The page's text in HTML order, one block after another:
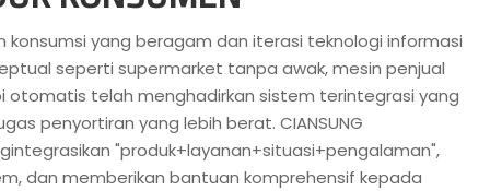
konsumsi yang beragam dan iterasi teknologi informasi
seperti supermarket tanpa awak, mesin penjual
otomatis telah menghadirkan sistem terintegrasi yang
penyortiran yang lebih berat. CIANSUNG
"produk+layanan+situasi+pengalaman",
dan memberikan bantuan komprehensif kepada